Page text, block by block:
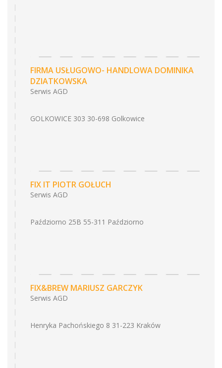
FIRMA USŁUGOWO- HANDLOWA DOMINIKA
DZIATKOWSKA
Serwis AGD
GOLKOWICE 303 30-698 Golkowice
FIX IT PIOTR GOŁUCH
Serwis AGD
Paździorno 25B 55-311 Paździorno
FIX&BREW MARIUSZ GARCZYK
Serwis AGD
Henryka Pachońskiego 8 31-223 Kraków